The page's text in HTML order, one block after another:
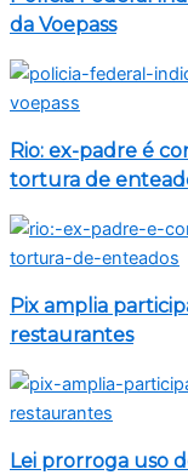
da Voepass
Rio: ex-padre é
tortura de
Pix amplia
restaurantes
Lei prorroga uso